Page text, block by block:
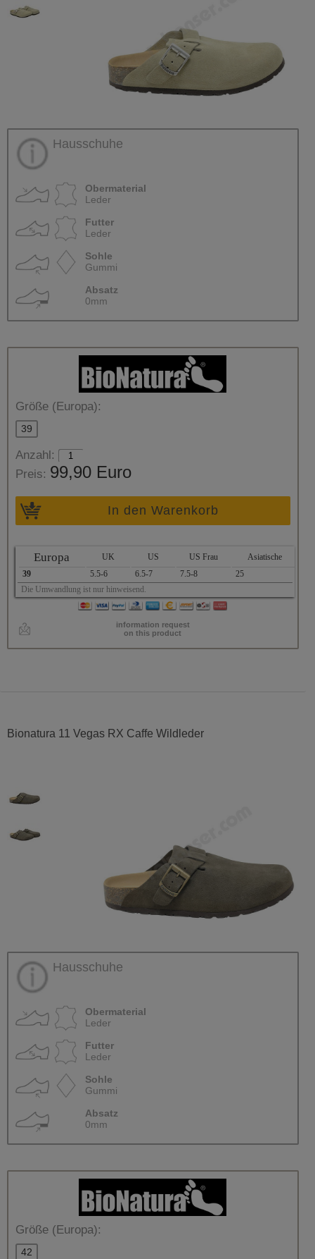
Hausschuhe
Obermaterial
Leder
Futter
Leder
Sohle
Gummi
Absatz
0mm
Größe (Europa):
39
Anzahl:
Preis: 99,90 Euro
In den Warenkorb
Europa UK US US Frau
Asiatische
39
5.5-6 6.5-7 7.5-8
25
Die Umwandlung ist nur hinweisend.
information request
on this product
Bionatura 11 Vegas RX Caffe Wildleder
Hausschuhe
Obermaterial
Leder
Futter
Leder
Sohle
Gummi
Absatz
0mm
Größe (Europa):
42